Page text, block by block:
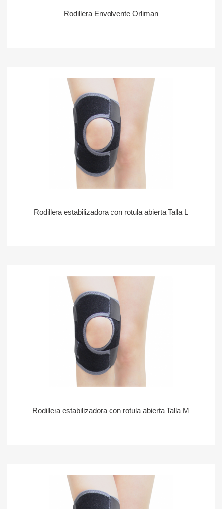
Rodillera Envolvente Orliman
Rodillera estabilizadora con rotula abierta Talla L
Rodillera estabilizadora con rotula abierta Talla M